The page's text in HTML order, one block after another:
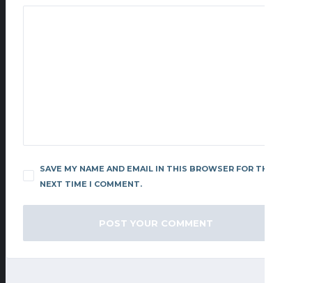
SAVE MY NAME AND EMAIL IN THIS BROWSER FOR THE
NEXT TIME I COMMENT.